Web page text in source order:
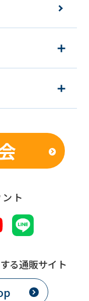
て
ブで定め
ト
る通販サイト